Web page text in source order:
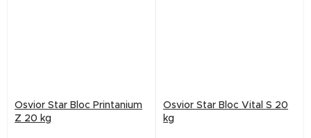
Osvior Star Bloc Printanium
Z 20 kg
Osvior Star Bloc Vital S 20
kg